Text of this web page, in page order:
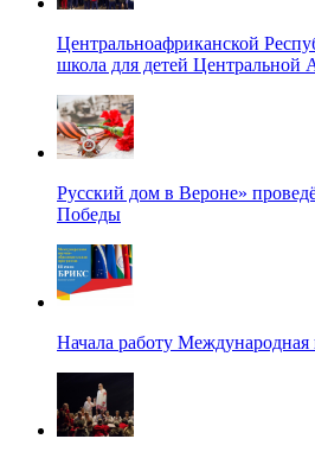
Центральноафриканской
школа для детей Центральной
Русский дом в Вероне»
Победы
Начала работу